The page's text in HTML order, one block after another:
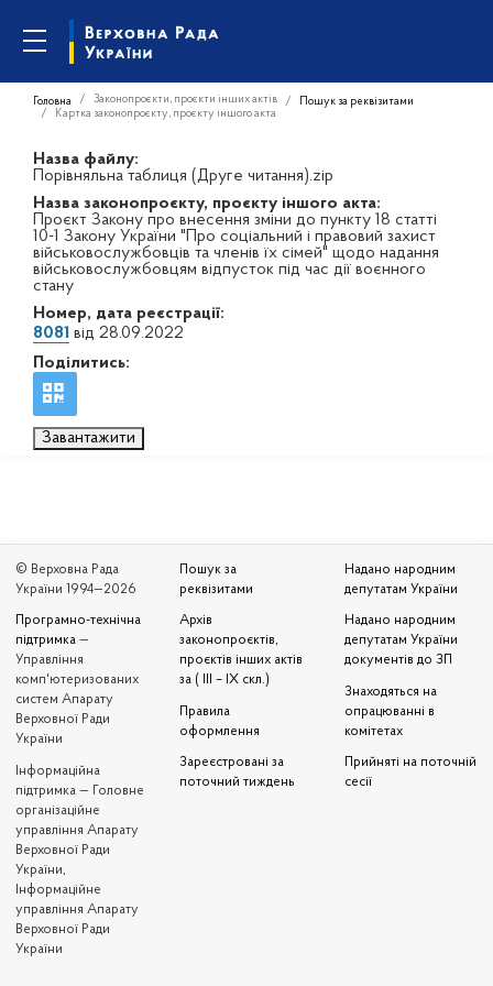
Головна Законопроєкти, проєкти інших актів
Пошук за реквізитами
Картка законопроєкту, проєкту іншого акта
Назва файлу:
Порівняльна таблиця (Друге читання).zip
Назва законопроєкту, проєкту іншого акта:
Проєкт Закону про внесення зміни до пункту 18 статті
10-1 Закону України "Про соціальний і правовий захист
військовослужбовців та членів їх сімей" щодо надання
військовослужбовцям відпусток під час дії воєнного
стану
Номер, дата реєстрації:
8081 від 28.09.2022
Поділитись:
Завантажити
© Верховна Рада
України 1994—2026
Програмно-технічна
підтримка —
Управління
комп'ютеризованих
систем Апарату
Верховної Ради
України
Iнформаційна
підтримка — Головне
організаційне
управління Апарату
Верховної Ради
України,
Інформаційне
управління Апарату
Верховної Ради
України
Пошук за
реквізитами
Архів
законопроєктів,
проєктів інших актів
за ( III – IX скл.)
Правила
оформлення
Зареєстровані за
поточний тиждень
Надано народним
депутатам України
Надано народним
депутатам України
документів до ЗП
Знаходяться на
опрацюванні в
комітетах
Прийняті на поточній
сесії